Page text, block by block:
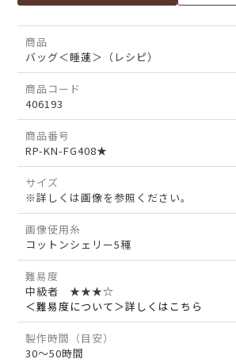
商品
バッグ＜睡蓮＞（レシピ）
商品コード
406193
商品番号
RP-KN-FG408★
サイズ
※詳しくは画像を参照ください。
画像使用糸
コットンシェリー5種
難易度
中級者 ★★★☆
＜難易度について＞詳しくはこちら
製作時間（目安）
30～50時間